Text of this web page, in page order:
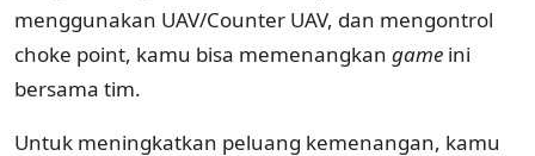
menggunakan UAV/Counter UAV, dan mengontrol
choke point, kamu bisa memenangkan game ini
bersama tim.
Untuk meningkatkan peluang kemenangan, kamu